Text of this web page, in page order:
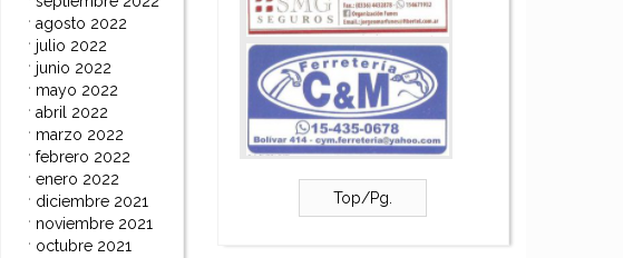
agosto 2022
julio 2022
junio 2022
mayo 2022
abril 2022
marzo 2022
febrero 2022
enero 2022
diciembre 2021
noviembre 2021
octubre 2021
Top/Pg.